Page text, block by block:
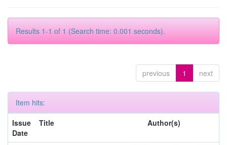
Results 1-1 of 1 (Search time: 0.001 seconds).
previous 1 next
Item hits:
Issue
Date
Title Author(s)